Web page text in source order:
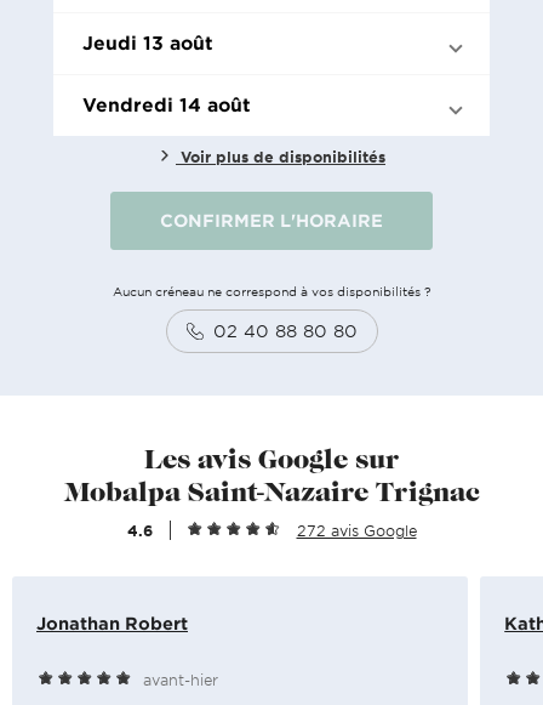
Jeudi 13 août
Vendredi 14 août
Voir plus de disponibilités
CONFIRMER L'HORAIRE
Aucun créneau ne correspond à vos disponibilités ?
02 40 88 80 80
Les avis Google sur
Mobalpa Saint-Nazaire Trignac
4.6 272 avis Google
Jonathan Robert
avant-hier